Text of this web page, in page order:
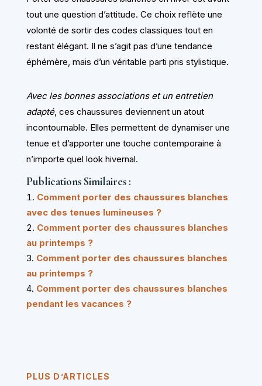
tout une question d’attitude. Ce choix reflète une
volonté de sortir des codes classiques tout en
restant élégant. Il ne s’agit pas d’une tendance
éphémère, mais d’un véritable parti pris stylistique.
Avec les bonnes associations et un entretien
adapté, ces chaussures deviennent un atout
incontournable. Elles permettent de dynamiser une
tenue et d’apporter une touche contemporaine à
n’importe quel look hivernal.
Publications Similaires :
Comment porter des chaussures blanches
avec des tenues lumineuses ?
Comment porter des chaussures blanches
au printemps ?
Comment porter des chaussures blanches
au printemps ?
Comment porter des chaussures blanches
pendant les vacances ?
PLUS D’ARTICLES